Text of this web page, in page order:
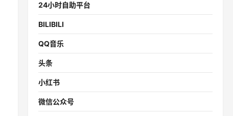
24小时自助平台
BILIBILI
QQ音乐
头条
小红书
微信公众号